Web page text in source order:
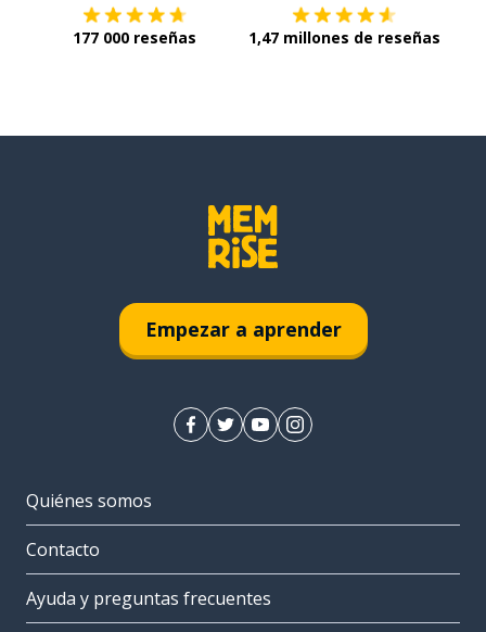
177 000 reseñas 1,47 millones de reseñas
Empezar a aprender
Quiénes somos
Contacto
Ayuda y preguntas frecuentes